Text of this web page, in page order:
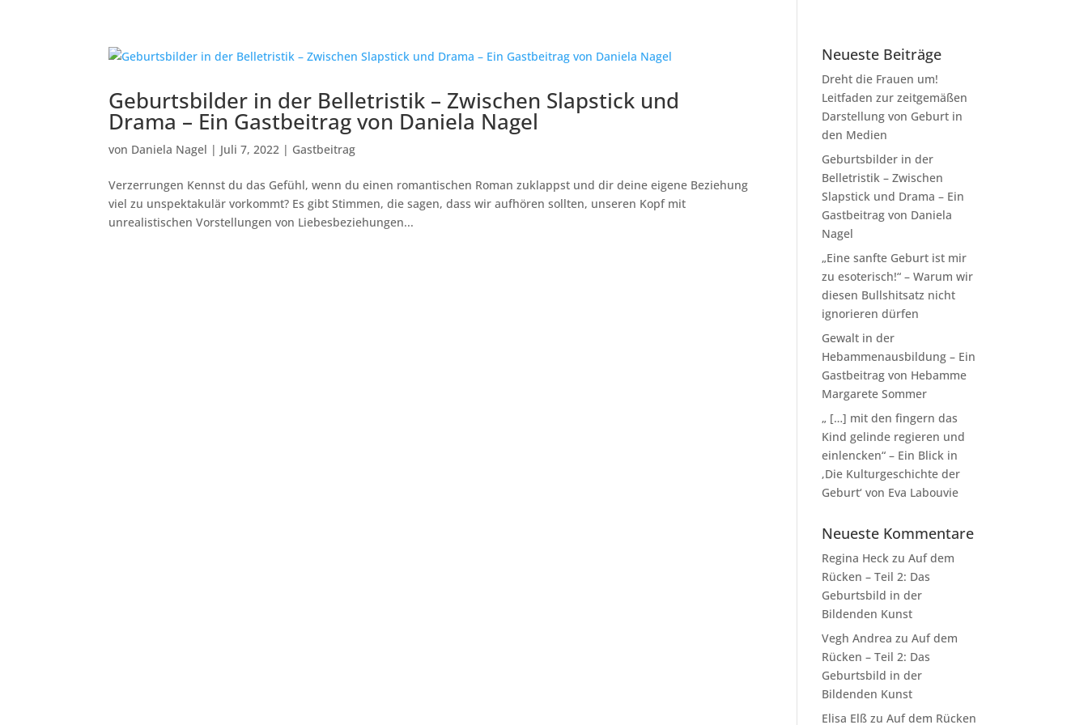
Geburtsbilder in der Belletristik – Zwischen Slapstick und
Drama – Ein Gastbeitrag von Daniela Nagel
von Daniela Nagel | Juli 7, 2022 | Gastbeitrag
Verzerrungen Kennst du das Gefühl, wenn du einen romantischen Roman zuklappst und dir deine eigene Beziehung
viel zu unspektakulär vorkommt? Es gibt Stimmen, die sagen, dass wir aufhören sollten, unseren Kopf mit
unrealistischen Vorstellungen von Liebesbeziehungen...
Neueste Beiträge
Dreht die Frauen um!
Leitfaden zur zeitgemäßen
Darstellung von Geburt in
den Medien
Geburtsbilder in der
Belletristik – Zwischen
Slapstick und Drama – Ein
Gastbeitrag von Daniela
Nagel
„Eine sanfte Geburt ist mir
zu esoterisch!“ – Warum wir
diesen Bullshitsatz nicht
ignorieren dürfen
Gewalt in der
Hebammenausbildung – Ein
Gastbeitrag von Hebamme
Margarete Sommer
„ […] mit den fingern das
Kind gelinde regieren und
einlencken“ – Ein Blick in
‚Die Kulturgeschichte der
Geburt‘ von Eva Labouvie
Neueste Kommentare
Regina Heck zuAuf dem
Rücken – Teil 2: Das
Geburtsbild in der
Bildenden Kunst
Vegh Andrea zuAuf dem
Rücken – Teil 2: Das
Geburtsbild in der
Bildenden Kunst
Elisa Elß zuAuf dem Rücken